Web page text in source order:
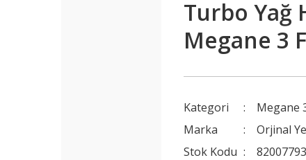
Turbo Yağ
Megane 3
Kategori
Megane
Marka
Orjinal
Stok Kodu